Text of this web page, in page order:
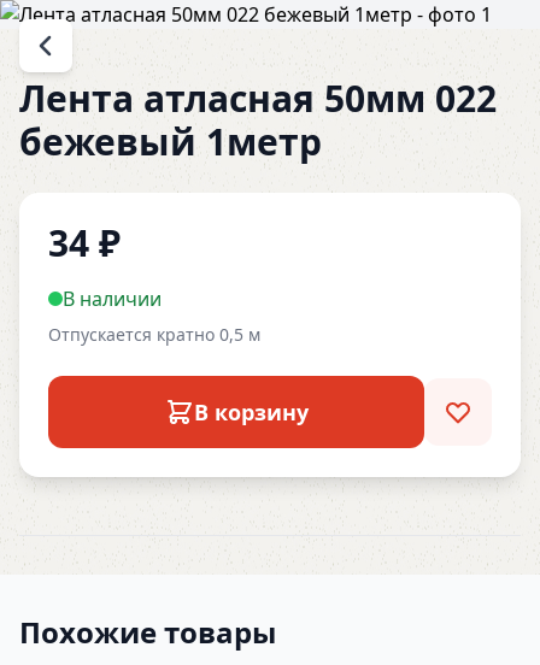
Лента атласная 50мм 022
бежевый 1метр
34₽
В наличии
Отпускается кратно 0,5 м
В корзину
Похожие товары